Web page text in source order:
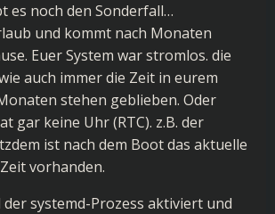
es noch den Sonderfall…
und kommt nach Monaten
Euer System war stromlos. die
auch immer die Zeit in eurem
stehen geblieben. Oder
gar keine Uhr (RTC). z.B. der
ist nach dem Boot das aktuelle
vorhanden.
systemd-Prozess aktiviert und